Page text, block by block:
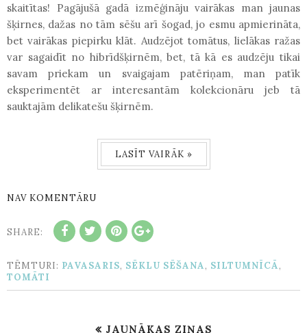
skaitītas! Pagājušā gadā izmēģināju vairākas man jaunas
šķirnes, dažas no tām sēšu arī šogad, jo esmu apmierināta,
bet vairākas piepirku klāt. Audzējot tomātus, lielākas ražas
var sagaidīt no hibrīdšķirnēm, bet, tā kā es audzēju tikai
savam priekam un svaigajam patēriņam, man patīk
eksperimentēt ar interesantām kolekcionāru jeb tā
sauktajām delikatešu šķirnēm.
LASĪT VAIRĀK »
NAV KOMENTĀRU
SHARE:
TĒMTURI: PAVASARIS, SĒKLU SĒŠANA, SILTUMNĪCĀ,
TOMĀTI
JAUNĀKAS ZIŅAS